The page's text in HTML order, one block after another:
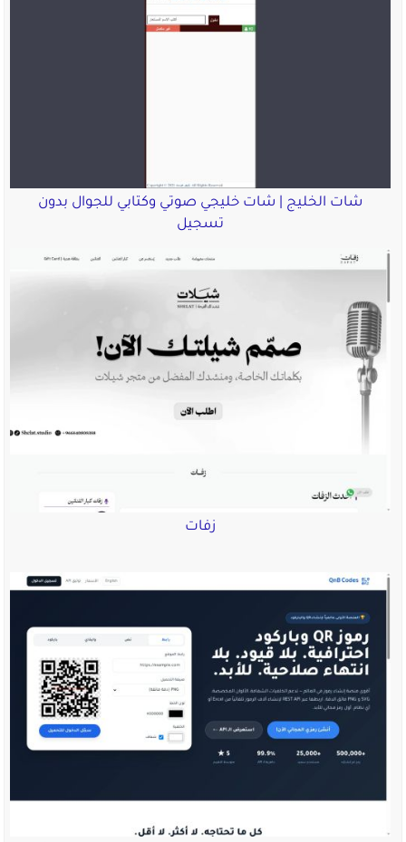
شات الخليج | شات خليجي صوتي وكتابي للجوال بدون
تسجيل
زفات